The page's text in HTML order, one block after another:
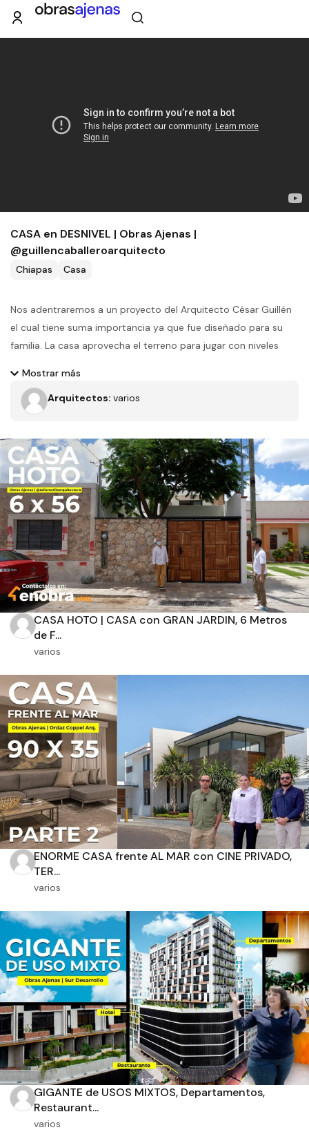
CASA en DESNIVEL | Obras Ajenas |
@guillencaballeroarquitecto
Chiapas Casa
Nos adentraremos a un proyecto del Arquitecto César Guillén
el cual tiene suma importancia ya que fue diseñado para su
familia. La casa aprovecha el terreno para jugar con niveles
Mostrar más
Arquitectos: varios
CASA HOTO | CASA con GRAN JARDIN, 6 Metros
de F...
varios
ENORME CASA frente AL MAR con CINE PRIVADO,
TER...
varios
GIGANTE de USOS MIXTOS, Departamentos,
Restaurant...
varios
Filtros
Tipo de obra Estado
Recamaras Baños
Dimensiones
m2 de construcción
m2 de terreno
Aplicar filtros